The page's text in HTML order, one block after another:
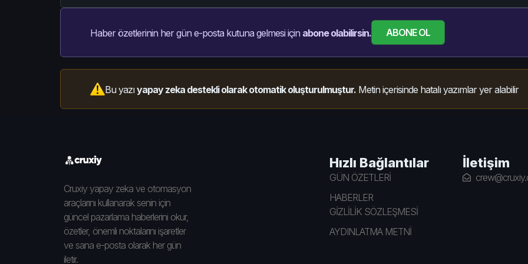
Haber özetlerinin her gün e-posta kutuna gelmesi için abone olabilirsin. ABONE OL
Bu yazıyapay zeka destekli olarak otomatik oluşturulmuştur. Metin içerisinde hatalı yazımlar yer alabilir
Cruxiy yapay zeka ve otomasyon
araçlarını kullanarak senin için
güncel pazarlama haberlerini okur,
özetler, önemli noktalarını işaretler
ve sana e-posta olarak her gün
iletir.
Hızlı Bağlantılar
GÜN ÖZETLERİ
HABERLER
GİZLİLİK SÖZLEŞMESİ
AYDINLATMA METNİ
İletişim